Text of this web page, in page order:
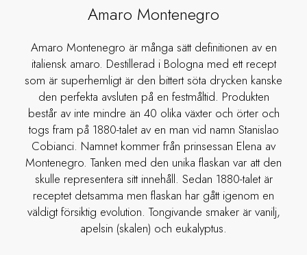
Amaro Montenegro
Amaro Montenegro är många sätt definitionen av en
italiensk amaro. Destillerad i Bologna med ett recept
som är superhemligt är den bittert söta drycken kanske
den perfekta avsluten på en festmåltid. Produkten
består av inte mindre än 40 olika växter och örter och
togs fram på 1880-talet av en man vid namn Stanislao
Cobianci. Namnet kommer från prinsessan Elena av
Montenegro. Tanken med den unika flaskan var att den
skulle representera sitt innehåll. Sedan 1880-talet är
receptet detsamma men flaskan har gått igenom en
väldigt försiktig evolution. Tongivande smaker är vanilj,
apelsin (skalen) och eukalyptus.